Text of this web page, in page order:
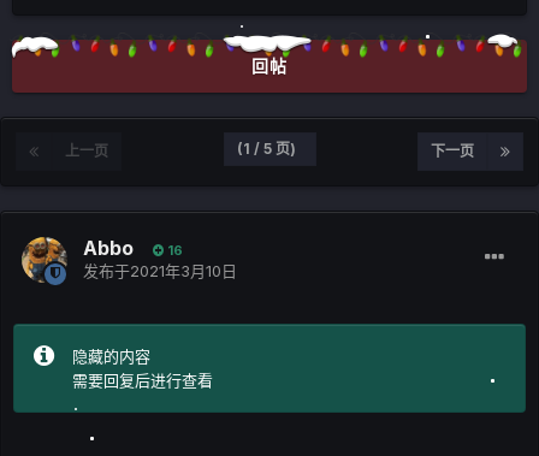
回帖
上一页 下一页
(1 / 5 页)
Abbo 16
发布于2021年3月10日
隐藏的内容
需要回复后进行查看